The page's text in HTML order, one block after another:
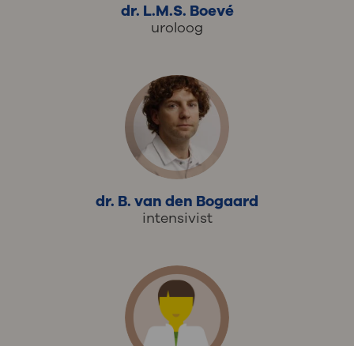
dr. L.M.S. Boevé
uroloog
dr. B. van den Bogaard
intensivist